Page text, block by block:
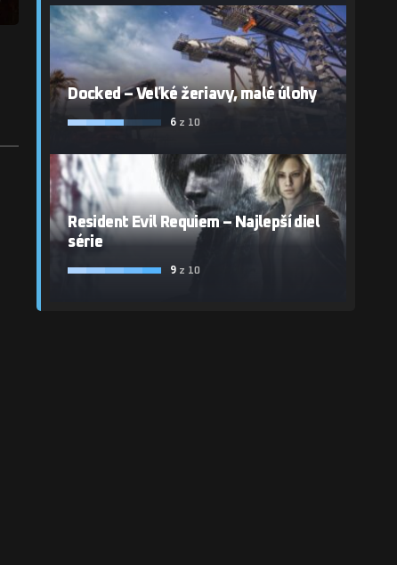
Docked – Veľké žeriavy, malé úlohy
6 z 10
Resident Evil Requiem – Najlepší diel
série
9 z 10